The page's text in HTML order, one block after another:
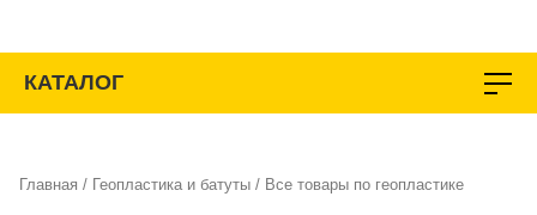
содержимому
КАТАЛОГ
Главная / Геопластика и батуты / Все товары по геопластике